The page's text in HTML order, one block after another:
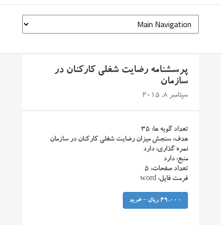
پرسشنامه رضایت شغلی کارکنان در
سازمان
سپتامبر 8, 2015
تعداد گویه ها: ۳۵
هدف: سنجش میزان رضایت شغلی کارکنان در سازمان
نمره گذاری: دارد
منبع: دارد
تعداد صفحات: ۵
فرمت فایل: word
49,000 ریال – خرید